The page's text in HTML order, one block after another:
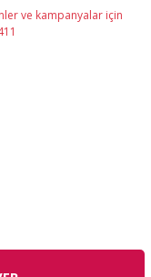
ve kampanyalar için